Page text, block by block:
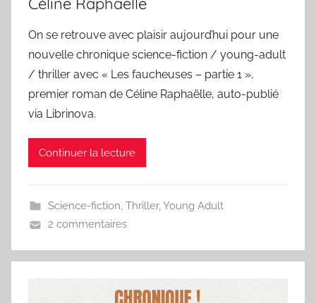
On se retrouve avec plaisir aujourd’hui pour une
nouvelle chronique science-fiction / young-adult
/ thriller avec « Les faucheuses – partie 1 »,
premier roman de Céline Raphaëlle, auto-publié
via Librinova.
Continuer la lecture
Science-fiction, Thriller,Young Adult
2 commentaires